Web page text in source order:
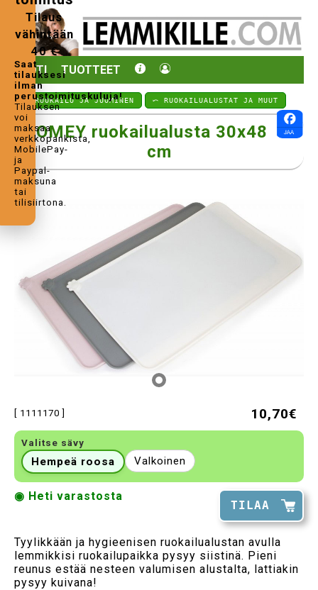
KOTI TUOTTEET
Tilaus
vähintään
40 €
Saat
tilauksesi
ilman
perustoimituskuluja!
Tilauksen
voi
maksaa
verkkopankista,
MobilePay-
ja
Paypal-
maksuna
tai
tilisiirtona.
⤺ RUOKAILU JA JUOMINEN ⤺ RUOKAILUALUSTAT JA MUUT
HOMEY ruokailualusta 30x48
cm
[ 1111170 ] 10,70€
Valitse sävy
Hempeä roosa Valkoinen
TILAA
◉ Heti varastosta
Tyylikkään ja hygieenisen ruokailualustan avulla
lemmikkisi ruokailupaikka pysyy siistinä. Pieni
reunus estää nesteen valumisen alustalta, lattiakin
pysyy kuivana!